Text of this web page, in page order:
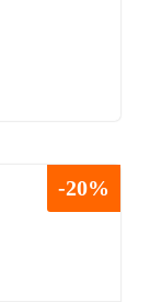
-20%